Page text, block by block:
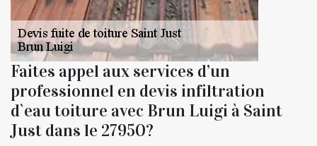
Faites appel aux services d’un
professionnel en devis infiltration
d`eau toiture avec Brun Luigi à Saint
Just dans le 27950?